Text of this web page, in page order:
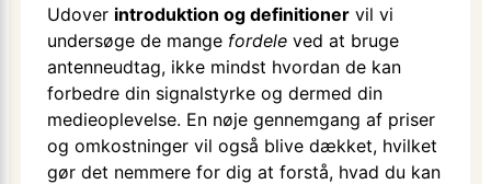
Udover introduktion og definitionervil vi
undersøge de mange fordeleved at bruge
antenneudtag, ikke mindst hvordan de kan
forbedre din signalstyrke og dermed din
medieoplevelse. En nøje gennemgang af priser
og omkostninger vil også blive dækket, hvilket
gør det nemmere for dig at forstå, hvad du kan